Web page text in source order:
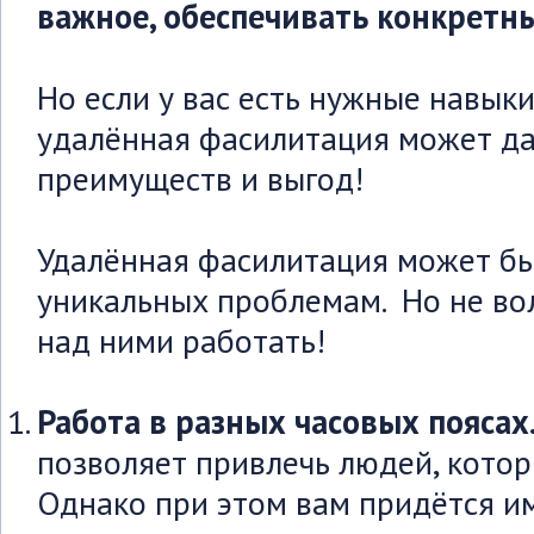
важное, обеспечивать
Но если у вас есть нужные
удалённая фасилитация может
преимуществ и выгод!
Удалённая фасилитация может
уникальных проблемам. Но не
над ними работать!
Работа в разных часовых
позволяет привлечь людей,
Однако при этом вам придётся